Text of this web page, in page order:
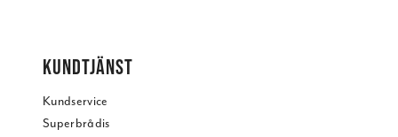
KUNDTJÄNST
Kundservice
Superbrådis